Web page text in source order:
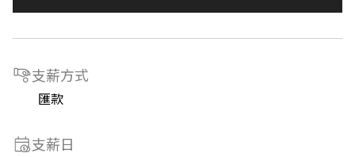
支薪方式
匯款
支薪日